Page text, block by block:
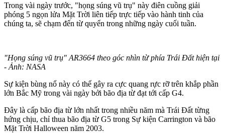
Trong vài ngày trước, "họng súng vũ trụ" này điên cuồng giải
phóng 5 ngọn lửa Mặt Trời liên tiếp trực tiếp vào hành tinh của
chúng ta, sẽ chạm đến từ quyển trong những ngày cuối tuần.
"Họng súng vũ trụ" AR3664 theo góc nhìn từ phía Trái Đất hiện tại
- Ảnh: NASA
Sự kiện bùng nổ này có thể gây ra cực quang rực rỡ trên khắp phần
lớn Bắc Mỹ trong vài ngày bởi bão địa từ đạt tới cấp G4.
Đây là cấp bão địa từ lớn nhất trong nhiều năm mà Trái Đất từng
hứng chịu, chỉ thua bão địa từ G5 trong Sự kiện Carrington và bão
Mặt Trời Halloween năm 2003.